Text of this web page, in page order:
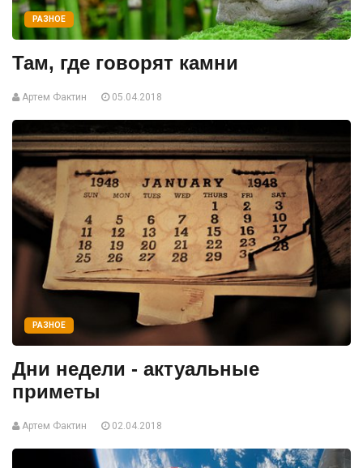
РАЗНОЕ
Там, где говорят камни
Артем Фактин 05.04.2018
РАЗНОЕ
Дни недели - актуальные
приметы
Артем Фактин 02.04.2018